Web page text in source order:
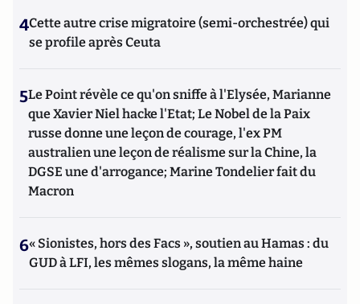
4Cette autre crise migratoire (semi-orchestrée) qui
se profile après Ceuta
5Le Point révèle ce qu'on sniffe à l'Elysée, Marianne
que Xavier Niel hacke l'Etat; Le Nobel de la Paix
russe donne une leçon de courage, l'ex PM
australien une leçon de réalisme sur la Chine, la
DGSE une d'arrogance; Marine Tondelier fait du
Macron
6« Sionistes, hors des Facs », soutien au Hamas : du
GUD à LFI, les mêmes slogans, la même haine